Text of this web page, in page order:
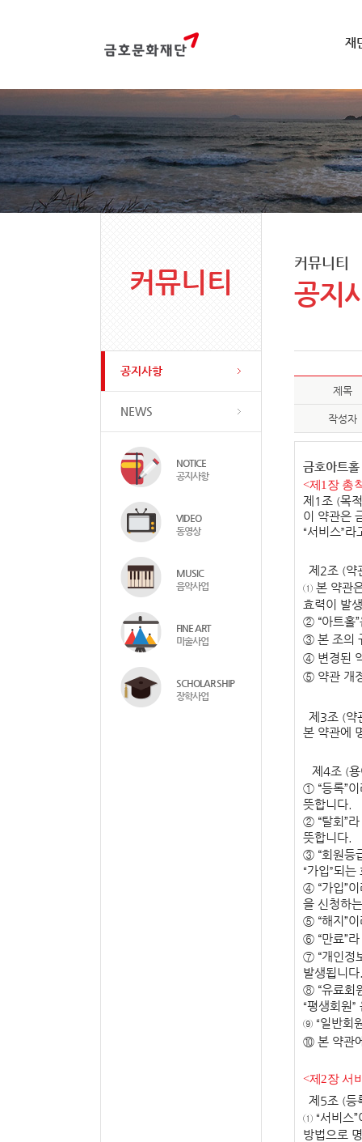
재
커뮤니티
공지사항
NEWS
NOTICE
공지사항
VIDEO
동영상
MUSIC
음악사업
FINE ART
미술사업
SCHOLAR SHIP
장학사업
커뮤니티
공지
제목
작성자
금호아트
<제 1 장 총
제 1 조 (목적
이 약관은
“서비스”라
제 2조 (약
① 본 약관
효력이 발
② “아트홀”
③ 본 조의
④ 변경된
⑤ 약관 개
제 3조 (약
본 약관에
제 4조(
① “등록”
뜻합니다
② “탈회 ”
뜻합니다
③ “회원등
“가입”되는
④ “가입”
을 신청하
⑤ “해지 ”
⑥ “만료”
⑦ “개인정
발생됩니다
⑧ “유료회
“평생회원 ”
⑨ “일반회
⑩ 본 약관
<제 2장 서
제 5조(등
① “서비스”
방법으로